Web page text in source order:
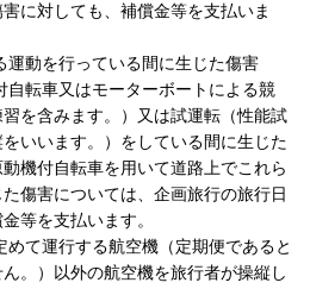
に対しても、補償金等を支払いま
運動を行っている間に生じた傷害
自転車又はモーターボートによる競
を含みます。）又は試運転（性能試
いいます。）をしている間に生じた
機付自転車を用いて道路上でこれら
傷害については、企画旅行の旅行日
等を支払います。
て運行する航空機（定期便であると
。）以外の航空機を旅行者が操縦し